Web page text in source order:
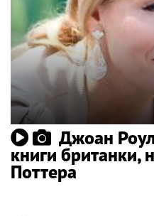
Джоан
книги британки,
Поттера